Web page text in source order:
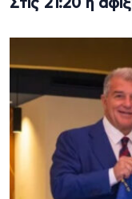
Στις 21:20 η